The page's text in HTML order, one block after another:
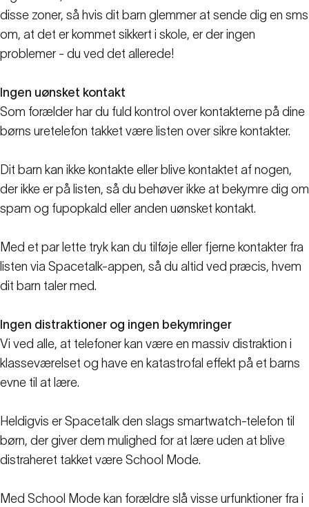
disse zoner, så hvis dit barn glemmer at sende dig en sms
om, at det er kommet sikkert i skole, er der ingen
problemer - du ved det allerede!
Ingen uønsket kontakt
Som forælder har du fuld kontrol over kontakterne på dine
børns uretelefon takket være listen over sikre kontakter.
Dit barn kan ikke kontakte eller blive kontaktet af nogen,
der ikke er på listen, så du behøver ikke at bekymre dig om
spam og fupopkald eller anden uønsket kontakt.
Med et par lette tryk kan du tilføje eller fjerne kontakter fra
listen via Spacetalk-appen, så du altid ved præcis, hvem
dit barn taler med.
Ingen distraktioner og ingen bekymringer
Vi ved alle, at telefoner kan være en massiv distraktion i
klasseværelset og have en katastrofal effekt på et barns
evne til at lære.
Heldigvis er Spacetalk den slags smartwatch-telefon til
børn, der giver dem mulighed for at lære uden at blive
distraheret takket være School Mode.
Med School Mode kan forældre slå visse urfunktioner fra i